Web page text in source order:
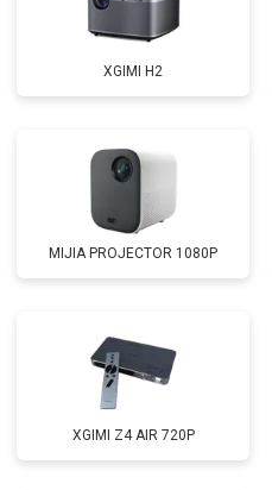
XGIMI H2
MIJIA PROJECTOR 1080P
XGIMI Z4 AIR 720P